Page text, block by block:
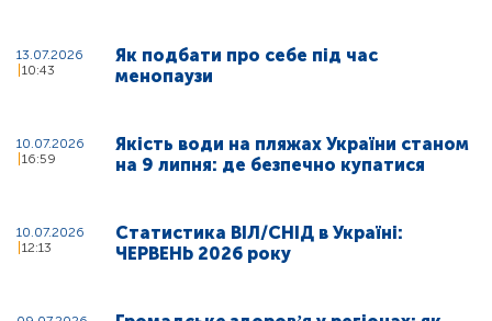
13.07.2026
10:43
Як подбати про себе під час
менопаузи
10.07.2026
16:59
Якість води на пляжах України станом
на 9 липня: де безпечно купатися
10.07.2026
12:13
Статистика ВІЛ/СНІД в Україні:
ЧЕРВЕНЬ 2026 року